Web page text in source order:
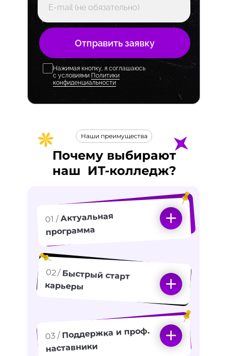
Отправить заявку
Нажимая кнопку, я соглашаюсь
с условиями Политики
конфиденциальности
Почему выбирают
наш ИТ-колледж?
Наши преимущества
01 /Актуальная
программа
02 /Быстрый старт
карьеры
03 /Поддержка и проф.
наставники